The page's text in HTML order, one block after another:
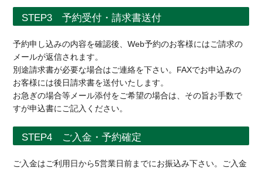
STEP3 予約受付・請求書送付
予約申し込みの内容を確認後、Web予約のお客様にはご請求の
メールが返信されます。
別途請求書が必要な場合はご連絡を下さい。FAXでお申込みの
お客様には後日請求書を送付いたします。
お急ぎの場合等メール添付をご希望の場合は、その旨お手数で
すが申込書にご記入ください。
STEP4 ご入金・予約確定
ご入金はご利用日から5営業日前までにお振込み下さい。ご入金